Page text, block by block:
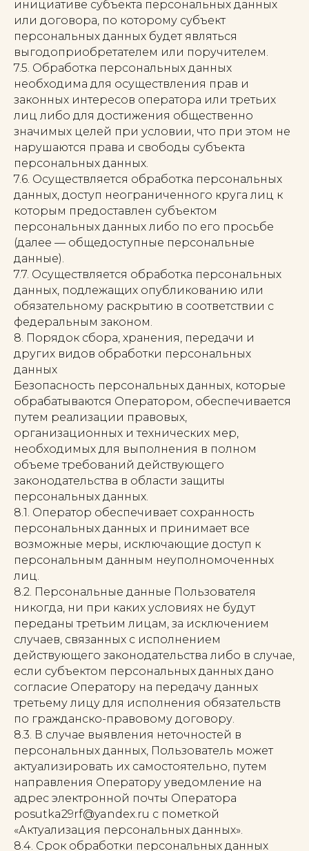
инициативе субъекта персональных данных
или договора, по которому субъект
персональных данных будет являться
выгодоприобретателем или поручителем.
7.5. Обработка персональных данных
необходима для осуществления прав и
законных интересов оператора или третьих
лиц либо для достижения общественно
значимых целей при условии, что при этом не
нарушаются права и свободы субъекта
персональных данных.
7.6. Осуществляется обработка персональных
данных, доступ неограниченного круга лиц к
которым предоставлен субъектом
персональных данных либо по его просьбе
(далее — общедоступные персональные
данные).
7.7. Осуществляется обработка персональных
данных, подлежащих опубликованию или
обязательному раскрытию в соответствии с
федеральным законом.
8. Порядок сбора, хранения, передачи и
других видов обработки персональных
данных
Безопасность персональных данных, которые
обрабатываются Оператором, обеспечивается
путем реализации правовых,
организационных и технических мер,
необходимых для выполнения в полном
объеме требований действующего
законодательства в области защиты
персональных данных.
8.1. Оператор обеспечивает сохранность
персональных данных и принимает все
возможные меры, исключающие доступ к
персональным данным неуполномоченных
лиц.
8.2. Персональные данные Пользователя
никогда, ни при каких условиях не будут
переданы третьим лицам, за исключением
случаев, связанных с исполнением
действующего законодательства либо в случае,
если субъектом персональных данных дано
согласие Оператору на передачу данных
третьему лицу для исполнения обязательств
по гражданско-правовому договору.
8.3. В случае выявления неточностей в
персональных данных, Пользователь может
актуализировать их самостоятельно, путем
направления Оператору уведомление на
адрес электронной почты Оператора
posutka29rf@yandex.ru с пометкой
«Актуализация персональных данных».
8.4. Срок обработки персональных данных